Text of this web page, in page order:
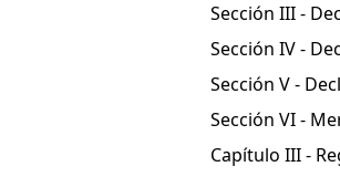
Sección III -
Sección IV -
Sección V -
Sección VI -
Capítulo III -